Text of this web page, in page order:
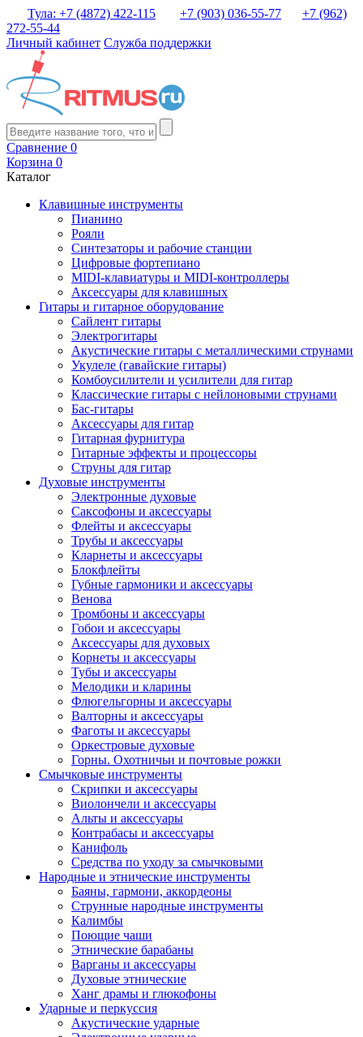
Тула: +7 (4872) 422-115 +7 (903) 036-55-77
+7 (962)
272-55-44
Личный кабинет Служба поддержки
Сравнение 0
Корзина 0
Каталог
Клавишные инструменты
Пианино
Рояли
Синтезаторы и рабочие станции
Цифровые фортепиано
MIDI-клавиатуры и MIDI-контроллеры
Аксессуары для клавишных
Гитары и гитарное оборудование
Сайлент гитары
Электрогитары
Акустические гитары с металлическими струнами
Укулеле (гавайские гитары)
Комбоусилители и усилители для гитар
Классические гитары с нейлоновыми струнами
Бас-гитары
Аксессуары для гитар
Гитарная фурнитура
Гитарные эффекты и процессоры
Струны для гитар
Духовые инструменты
Электронные духовые
Саксофоны и аксессуары
Флейты и аксессуары
Трубы и аксессуары
Кларнеты и аксессуары
Блокфлейты
Губные гармоники и аксессуары
Венова
Тромбоны и аксессуары
Гобои и аксессуары
Аксессуары для духовых
Корнеты и аксессуары
Тубы и аксессуары
Мелодики и кларины
Флюгельгорны и аксессуары
Валторны и аксессуары
Фаготы и аксессуары
Оркестровые духовые
Горны. Охотничьи и почтовые рожки
Смычковые инструменты
Скрипки и аксессуары
Виолончели и аксессуары
Альты и аксессуары
Контрабасы и аксессуары
Канифоль
Средства по уходу за смычковыми
Народные и этнические инструменты
Баяны, гармони, аккордеоны
Струнные народные инструменты
Калимбы
Поющие чаши
Этнические барабаны
Варганы и аксессуары
Духовые этнические
Ханг драмы и глюкофоны
Ударные и перкуссия
Акустические ударные